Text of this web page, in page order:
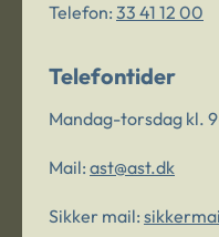
Telefon: 33 41 12 00
Telefontider
Mandag-torsdag kl.
Mail: ast@ast.dk
Sikker mail: